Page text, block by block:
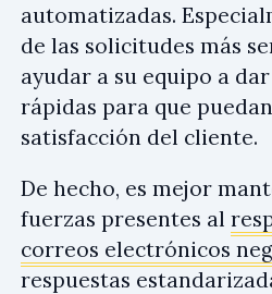
automatizadas.
de las solicitudes más
ayudar a su equipo a
rápidas para que
satisfacción del cliente.
De hecho, es mejor
fuerzas presentes al
correos electrónicos
respuestas